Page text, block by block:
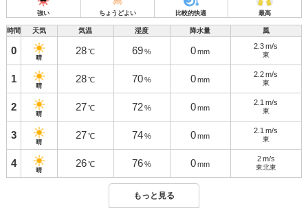
強い ちょうどよい 比較的快適 最高
時間 天気 気温 湿度 降水量 風
0
晴
28 ℃ 69 % 0 mm
2.3 m/s
東
1
晴
28 ℃ 70 % 0 mm
2.2 m/s
東
2
晴
27 ℃ 72 % 0 mm
2.1 m/s
東
3
晴
27 ℃ 74 % 0 mm
2.1 m/s
東
4
晴
26 ℃ 76 % 0 mm
2m/s
東北東
もっと見る